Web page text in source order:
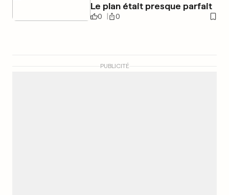
Le plan était presque parfait
0 0
PUBLICITÉ